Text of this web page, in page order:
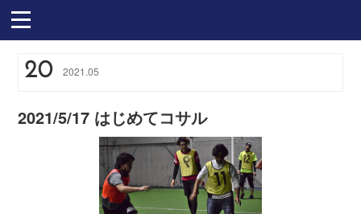
20 2021 .05
2021/5/17 はじめてコサル